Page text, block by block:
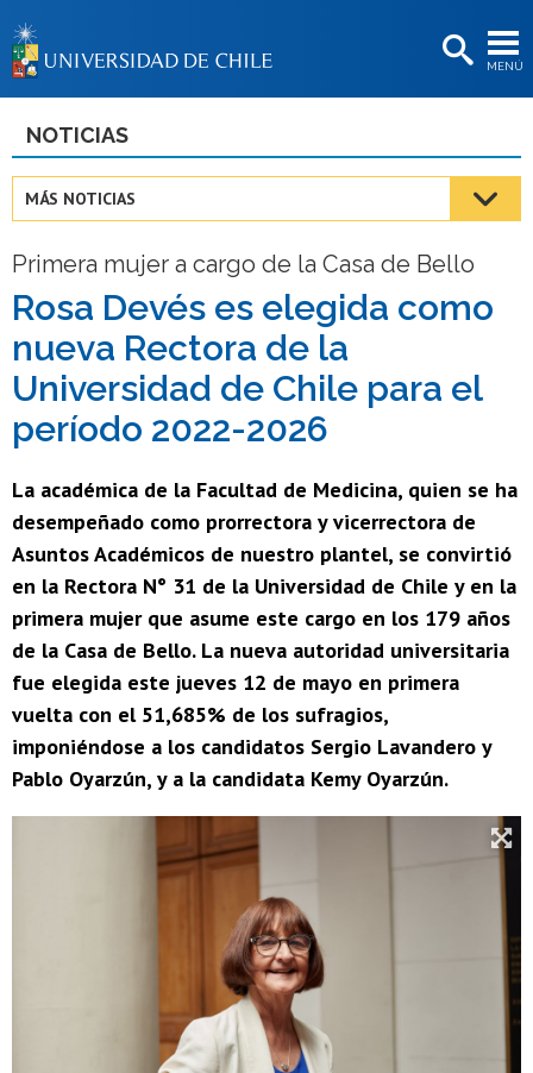
MENÚ
BIBLIOTECAS
Estudiantes
Académicas/os
Funcionarias/os
Egresadas/os
NOTICIAS
MÁS NOTICIAS
Primera mujer a cargo de la Casa de Bello
Rosa Devés es elegida como
nueva Rectora de la
Universidad de Chile para el
período 2022-2026
La académica de la Facultad de Medicina, quien se ha
desempeñado como prorrectora y vicerrectora de
Asuntos Académicos de nuestro plantel, se convirtió
en la Rectora N° 31 de la Universidad de Chile y en la
primera mujer que asume este cargo en los 179 años
de la Casa de Bello. La nueva autoridad universitaria
fue elegida este jueves 12 de mayo en primera
vuelta con el 51,685% de los sufragios,
imponiéndose a los candidatos Sergio Lavandero y
Pablo Oyarzún, y a la candidata Kemy Oyarzún.